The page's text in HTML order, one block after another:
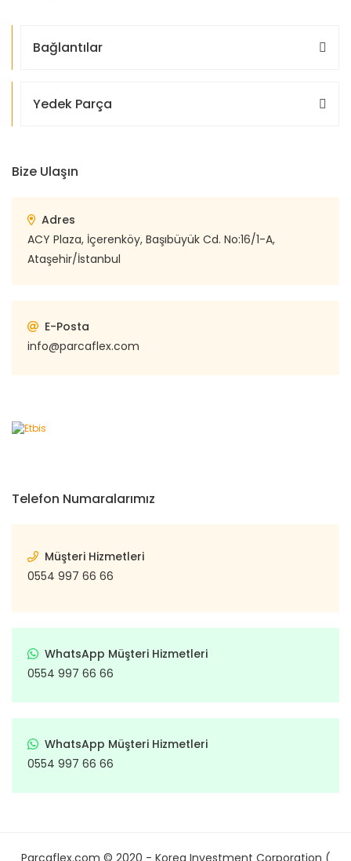
Bağlantılar
Yedek Parça
Bize Ulaşın
Adres
ACY Plaza, İçerenköy, Başıbüyük Cd. No:16/1-A,
Ataşehir/İstanbul
E-Posta
info@parcaflex.com
Telefon Numaralarımız
Müşteri Hizmetleri
0554 997 66 66
WhatsApp Müşteri Hizmetleri
0554 997 66 66
WhatsApp Müşteri Hizmetleri
0554 997 66 66
Parcaflex.com © 2020 - Korea Investment Corporation (